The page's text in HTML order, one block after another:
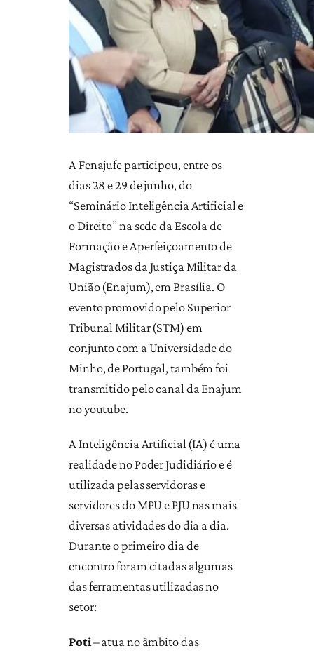
A Fenajufe participou, entre os
dias 28 e 29 de junho, do
“Seminário Inteligência Artificial e
o Direito” na sede da Escola de
Formação e Aperfeiçoamento de
Magistrados da Justiça Militar da
União (Enajum), em Brasília. O
evento promovido pelo Superior
Tribunal Militar (STM) em
conjunto com a Universidade do
Minho, de Portugal, também foi
transmitido pelo canal da Enajum
no youtube.
A Inteligência Artificial (IA) é uma
realidade no Poder Judidiário e é
utilizada pelas servidoras e
servidores do MPU e PJU nas mais
diversas atividades do dia a dia.
Durante o primeiro dia de
encontro foram citadas algumas
das ferramentas utilizadas no
setor:
Poti– atua no âmbito das